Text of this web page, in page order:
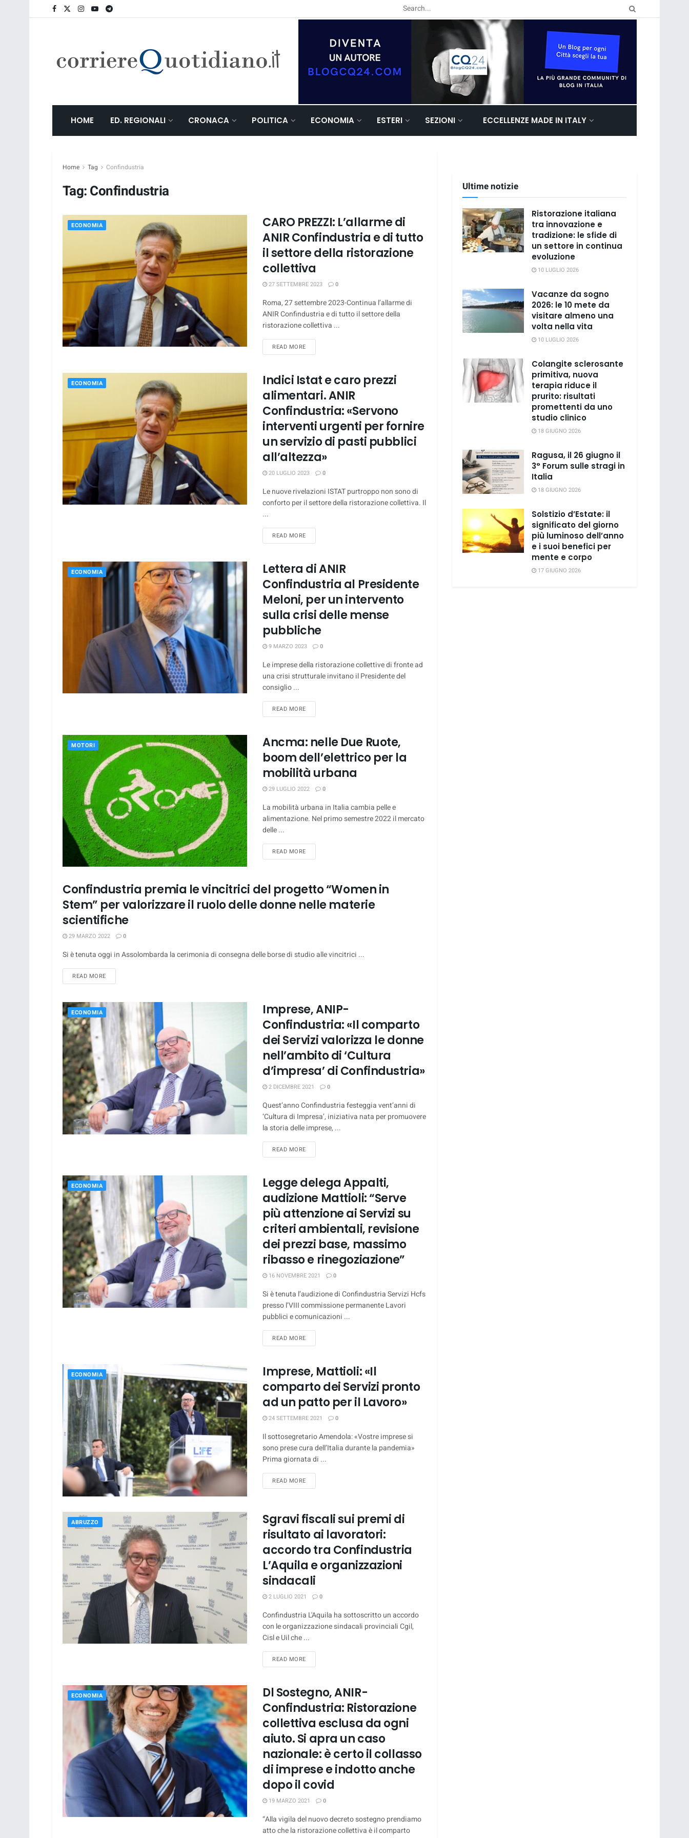
HOME ED. REGIONALI CRONACA POLITICA ECONOMIA ESTERI SEZIONI ECCELLENZE MADE IN ITALY
Home Tag Confindustria
Tag:Confindustria
ECONOMIA
CARO PREZZI: L’allarme di
ANIR Confindustria e di tutto
il settore della ristorazione
collettiva
27 SETTEMBRE 2023 0
Roma, 27 settembre 2023-Continua l’allarme di
ANIR Confindustria e di tutto il settore della
ristorazione collettiva ...
READ MOREDETAILS
ECONOMIA
Indici Istat e caro prezzi
alimentari. ANIR
Confindustria: «Servono
interventi urgenti per fornire
un servizio di pasti pubblici
all’altezza»
20 LUGLIO 2023 0
Le nuove rivelazioni ISTAT purtroppo non sono di
conforto per il settore della ristorazione collettiva. Il
...
READ MOREDETAILS
ECONOMIA
Lettera di ANIR
Confindustria al Presidente
Meloni, per un intervento
sulla crisi delle mense
pubbliche
9 MARZO 2023 0
Le imprese della ristorazione collettive di fronte ad
una crisi strutturale invitano il Presidente del
consiglio ...
READ MOREDETAILS
MOTORI
Ancma: nelle Due Ruote,
boom dell’elettrico per la
mobilità urbana
29 LUGLIO 2022 0
La mobilità urbana in Italia cambia pelle e
alimentazione. Nel primo semestre 2022 il mercato
delle ...
READ MOREDETAILS
SOCIALE
Confindustria premia le vincitrici del progetto “Women in
Stem” per valorizzare il ruolo delle donne nelle materie
scientifiche
29 MARZO 2022 0
Si è tenuta oggi in Assolombarda la cerimonia di consegna delle borse di studio alle vincitrici ...
READ MOREDETAILS
ECONOMIA
Imprese, ANIP-
Confindustria: «Il comparto
dei Servizi valorizza le donne
nell’ambito di ‘Cultura
d’impresa’ di Confindustria»
2 DICEMBRE 2021 0
Quest’anno Confindustria festeggia vent’anni di
‘Cultura di Impresa’, iniziativa nata per promuovere
la storia delle imprese, ...
READ MOREDETAILS
ECONOMIA
Legge delega Appalti,
audizione Mattioli: “Serve
più attenzione ai Servizi su
criteri ambientali, revisione
dei prezzi base, massimo
ribasso e rinegoziazione”
16 NOVEMBRE 2021 0
Si è tenuta l’audizione di Confindustria Servizi Hcfs
presso l’VIII commissione permanente Lavori
pubblici e comunicazioni ...
READ MOREDETAILS
ECONOMIA
Imprese, Mattioli: «Il
comparto dei Servizi pronto
ad un patto per il Lavoro»
24 SETTEMBRE 2021 0
Il sottosegretario Amendola: «Vostre imprese si
sono prese cura dell’Italia durante la pandemia»
Prima giornata di ...
READ MOREDETAILS
ABRUZZO
Sgravi fiscali sui premi di
risultato ai lavoratori:
accordo tra Confindustria
L’Aquila e organizzazioni
sindacali
2 LUGLIO 2021 0
Confindustria L'Aquila ha sottoscritto un accordo
con le organizzazione sindacali provinciali Cgil,
Cisl e Uil che ...
READ MOREDETAILS
ECONOMIA
Dl Sostegno, ANIR-
Confindustria: Ristorazione
collettiva esclusa da ogni
aiuto. Si apra un caso
nazionale: è certo il collasso
di imprese e indotto anche
dopo il covid
19 MARZO 2021 0
“Alla vigila del nuovo decreto sostegno prendiamo
atto che la ristorazione collettiva è il comparto
Ultime notizie
Ristorazione italiana
tra innovazione e
tradizione: le sfide di
un settore in continua
evoluzione
10 LUGLIO 2026
Vacanze da sogno
2026: le 10 mete da
visitare almeno una
volta nella vita
10 LUGLIO 2026
Colangite sclerosante
primitiva, nuova
terapia riduce il
prurito: risultati
promettenti da uno
studio clinico
18 GIUGNO 2026
Ragusa, il 26 giugno il
3° Forum sulle stragi in
Italia
18 GIUGNO 2026
Solstizio d’Estate: il
significato del giorno
più luminoso dell’anno
e i suoi benefici per
mente e corpo
17 GIUGNO 2026